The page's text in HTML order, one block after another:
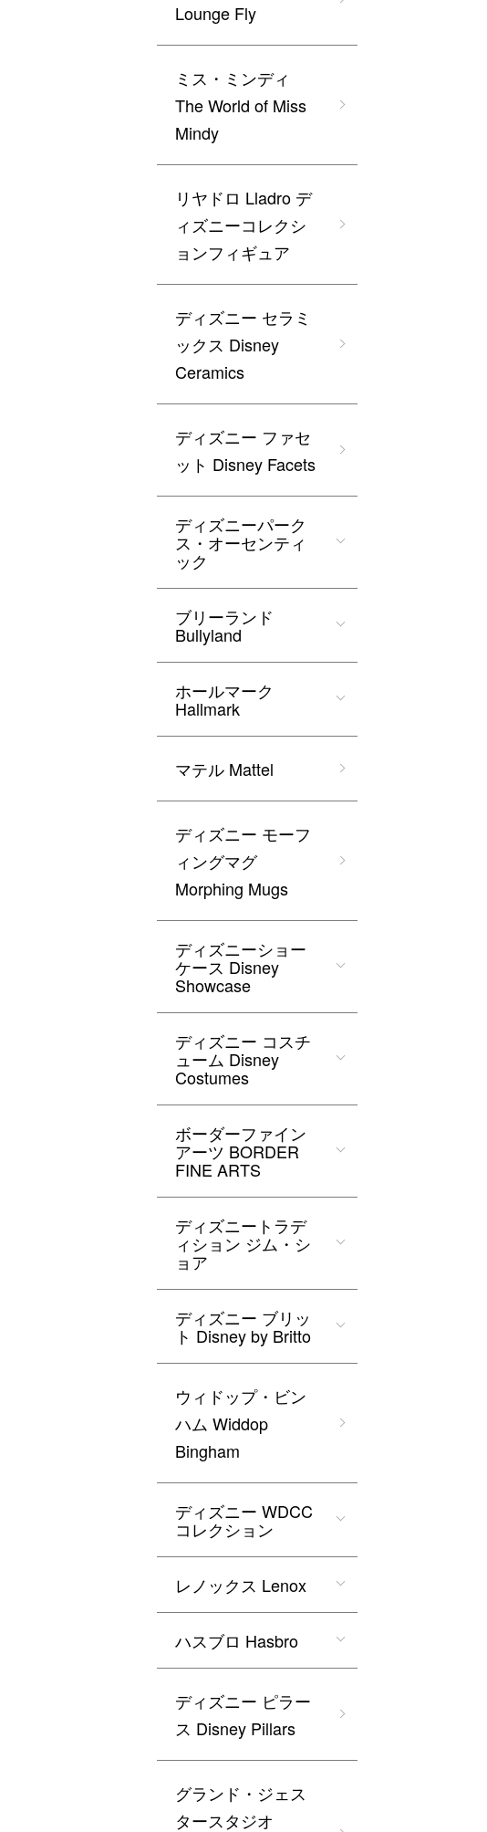
Lounge Fly
ミス・ミンディ
The World of Miss
Mindy
リヤドロ Lladro デ
ィズニーコレクシ
ョンフィギュア
ディズニー セラミ
ックス Disney
Ceramics
ディズニー ファセ
ット Disney Facets
ディズニーパーク
ス・オーセンティ
ック
ブリーランド
Bullyland
ホールマーク
Hallmark
マテル Mattel
ディズニー モーフ
ィングマグ
Morphing Mugs
ディズニーショー
ケース Disney
Showcase
ディズニー コスチ
ューム Disney
Costumes
ボーダーファイン
アーツ BORDER
FINE ARTS
ディズニートラデ
ィション ジム・シ
ョア
ディズニー ブリッ
ト Disney by Britto
ウィドップ・ビン
ハム Widdop
Bingham
ディズニー WDCC
コレクション
レノックス Lenox
ハスブロ Hasbro
ディズニー ピラー
ス Disney Pillars
グランド・ジェス
タースタジオ